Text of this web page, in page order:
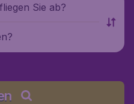
Sie ab?